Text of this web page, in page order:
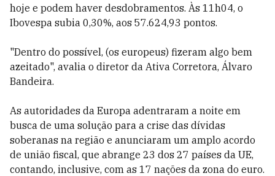
hoje e podem haver desdobramentos. Às 11h04, o
Ibovespa subia 0,30%, aos 57.624,93 pontos.
"Dentro do possível, (os europeus) fizeram algo bem
azeitado", avalia o diretor da Ativa Corretora, Álvaro
Bandeira.
As autoridades da Europa adentraram a noite em
busca de uma solução para a crise das dívidas
soberanas na região e anunciaram um amplo acordo
de união fiscal, que abrange 23 dos 27 países da UE,
contando, inclusive, com as 17 nações da zona do euro.